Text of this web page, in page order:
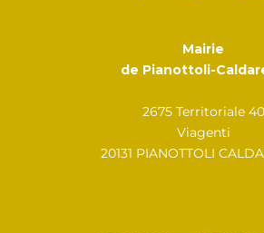
Mairie
de Pianottoli-
2675 Territoriale 40
Viagenti
20131 PIANOTTOLI